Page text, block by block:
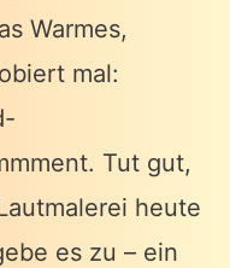
Warmes,
mal:
Tut gut,
heute
es zu – ein